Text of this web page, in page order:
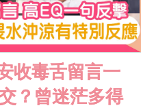
收毒舌留言一
？曾迷茫多得